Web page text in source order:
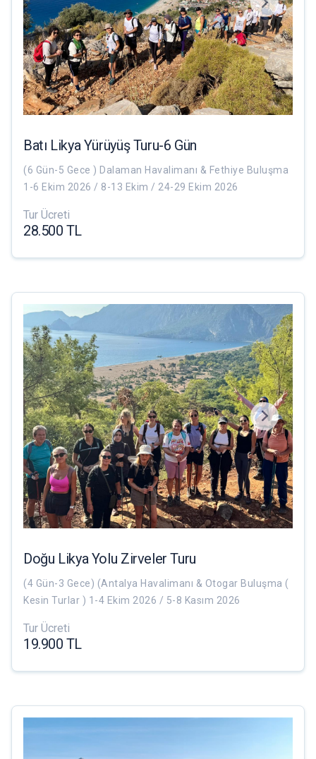
Batı Likya Yürüyüş Turu-6 Gün
(6 Gün-5 Gece ) Dalaman Havalimanı & Fethiye Buluşma
1-6 Ekim 2026 / 8-13 Ekim / 24-29 Ekim 2026
Tur Ücreti
28.500 TL
Doğu Likya Yolu Zirveler Turu
(4 Gün-3 Gece) (Antalya Havalimanı & Otogar Buluşma (
Kesin Turlar ) 1-4 Ekim 2026 / 5-8 Kasım 2026
Tur Ücreti
19.900 TL